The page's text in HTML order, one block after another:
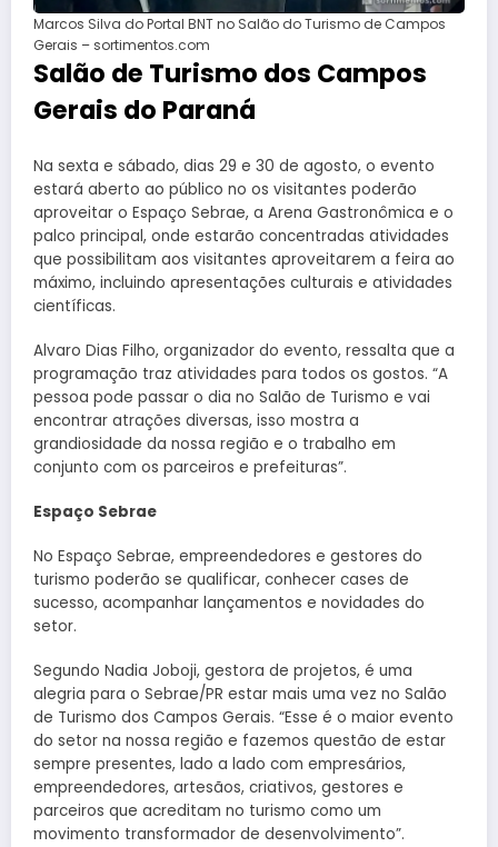
Marcos Silva do Portal BNT no Salão do Turismo de Campos
Gerais – sortimentos.com
Salão de Turismo dos Campos
Gerais do Paraná
Na sexta e sábado, dias 29 e 30 de agosto, o evento
estará aberto ao público no os visitantes poderão
aproveitar o Espaço Sebrae, a Arena Gastronômica e o
palco principal, onde estarão concentradas atividades
que possibilitam aos visitantes aproveitarem a feira ao
máximo, incluindo apresentações culturais e atividades
científicas.
Alvaro Dias Filho, organizador do evento, ressalta que a
programação traz atividades para todos os gostos. “A
pessoa pode passar o dia no Salão de Turismo e vai
encontrar atrações diversas, isso mostra a
grandiosidade da nossa região e o trabalho em
conjunto com os parceiros e prefeituras”.
Espaço Sebrae
No Espaço Sebrae, empreendedores e gestores do
turismo poderão se qualificar, conhecer cases de
sucesso, acompanhar lançamentos e novidades do
setor.
Segundo Nadia Joboji, gestora de projetos, é uma
alegria para o Sebrae/PR estar mais uma vez no Salão
de Turismo dos Campos Gerais. “Esse é o maior evento
do setor na nossa região e fazemos questão de estar
sempre presentes, lado a lado com empresários,
empreendedores, artesãos, criativos, gestores e
parceiros que acreditam no turismo como um
movimento transformador de desenvolvimento”.